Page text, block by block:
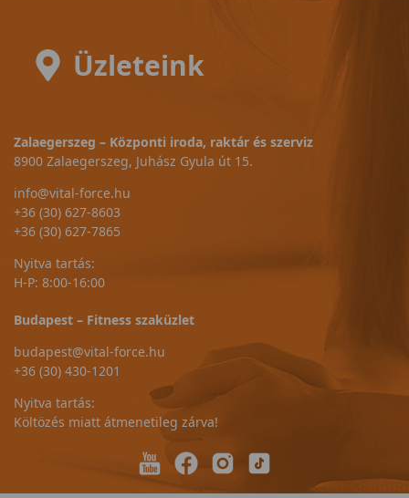
Üzleteink
Zalaegerszeg – Központi iroda, raktár és szerviz
8900 Zalaegerszeg, Juhász Gyula út 15.
info@vital-force.hu
+36 (30) 627-8603
+36 (30) 627-7865
Nyitva tartás:
H-P: 8:00-16:00
Budapest – Fitness szaküzlet
budapest@vital-force.hu
+36 (30) 430-1201
Nyitva tartás:
Költözés miatt átmenetileg zárva!